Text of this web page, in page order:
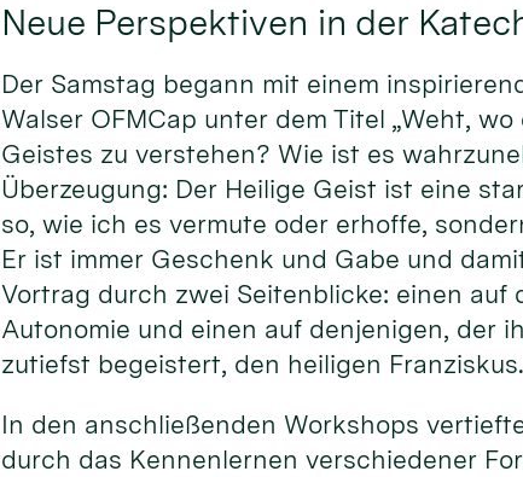
Neue Perspektiven in der
Der Samstag begann mit einem
Walser OFMCap unter dem Titel „Weht,
Geistes zu verstehen? Wie ist es
Überzeugung: Der Heilige Geist ist eine
so, wie ich es vermute oder erhoffe,
Er ist immer Geschenk und Gabe und
Vortrag durch zwei Seitenblicke: einen
Autonomie und einen auf denjenigen, der
zutiefst begeistert, den heiligen Franziskus.
In den anschließenden Workshops
durch das Kennenlernen verschiedener